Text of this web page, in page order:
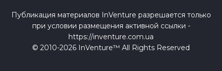
Публикация материалов InVenture разрешается только
при условии размещения активной ссылки -
https://inventure.com.ua
© 2010-2026 InVenture™ All Rights Reserved